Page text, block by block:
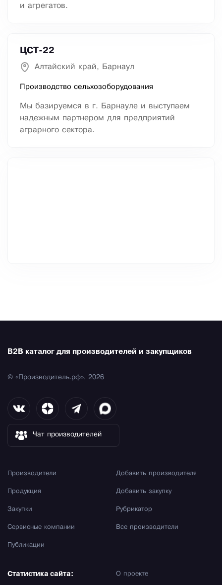
и агрегатов.
ЦСТ-22
Алтайский край, Барнаул
Производство сельхозоборудования
Мы базируемся в г. Барнауле и выступаем
надежным партнером для предприятий
аграрного сектора.
B2B каталог для производителей и закупщиков
© «Производитель.рф», 2026
Чат производителей
Производители
Продукция
Закупки
Сервисные компании
Публикации
Добавить производителя
Добавить закупку
Рубрикатор
Все производители
О проекте
Статистика сайта: